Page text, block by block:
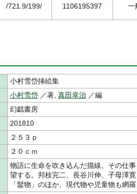
/721.9/199/ 1106195397 一
小村雪岱挿絵集
小村雪岱 ／著, 真田幸治 ／編
幻戯書房
201810
２５３ｐ
２０ｃｍ
物語に生命を吹き込んだ描線。その仕
望する。邦枝完二、長谷川伸、子母澤
「髷物」のほか、現代物や児童物も網